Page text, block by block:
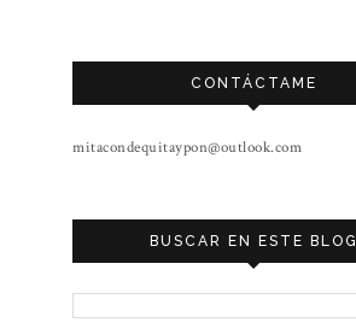
CONTÁCTAME
mitacondequitaypon@outlook.com
BUSCAR EN ESTE BLOG